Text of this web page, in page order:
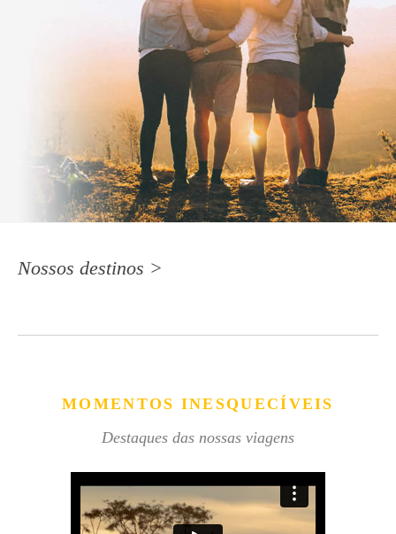
Nossos destinos >
MOMENTOS INESQUECÍVEIS
Destaques das nossas viagens